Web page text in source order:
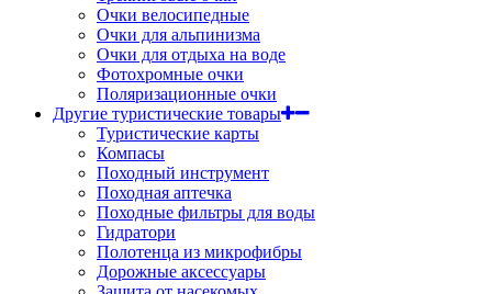
Очки велосипедные
Очки для альпинизма
Очки для отдыха на воде
Фотохромные очки
Поляризационные очки
Другие туристические товары
Туристические карты
Компасы
Походный инструмент
Походная аптечка
Походные фильтры для воды
Гидратори
Полотенца из микрофибры
Дорожные аксессуары